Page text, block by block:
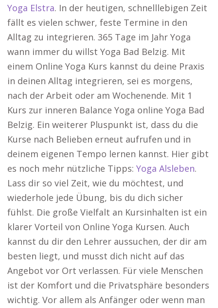
Yoga Elstra. In der heutigen, schnelllebigen Zeit
fällt es vielen schwer, feste Termine in den
Alltag zu integrieren. 365 Tage im Jahr Yoga
wann immer du willst Yoga Bad Belzig. Mit
einem Online Yoga Kurs kannst du deine Praxis
in deinen Alltag integrieren, sei es morgens,
nach der Arbeit oder am Wochenende. Mit 1
Kurs zur inneren Balance Yoga online Yoga Bad
Belzig. Ein weiterer Pluspunkt ist, dass du die
Kurse nach Belieben erneut aufrufen und in
deinem eigenen Tempo lernen kannst. Hier gibt
es noch mehr nützliche Tipps: Yoga Alsleben.
Lass dir so viel Zeit, wie du möchtest, und
wiederhole jede Übung, bis du dich sicher
fühlst. Die große Vielfalt an Kursinhalten ist ein
klarer Vorteil von Online Yoga Kursen. Auch
kannst du dir den Lehrer aussuchen, der dir am
besten liegt, und musst dich nicht auf das
Angebot vor Ort verlassen. Für viele Menschen
ist der Komfort und die Privatsphäre besonders
wichtig. Vor allem als Anfänger oder wenn man